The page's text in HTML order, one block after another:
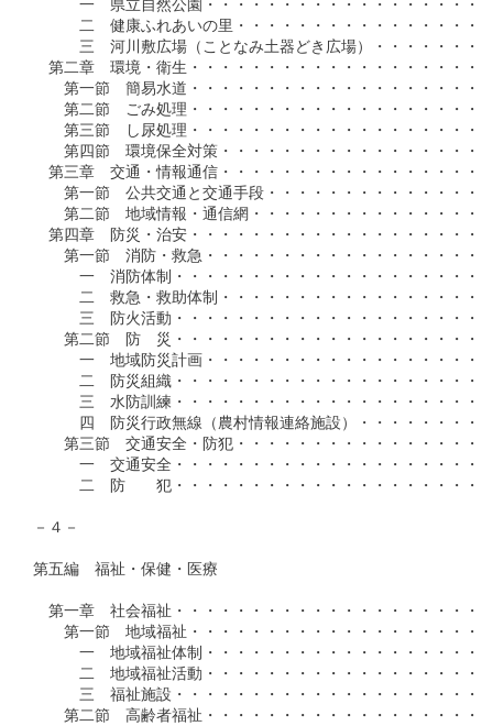
一　県立自然公園・・・・・・・・・・・・・・・・・・
二　健康ふれあいの里・・・・・・・・・・・・・・・・・
三　河川敷広場（ことなみ土器どき広場）・・・・・・・・
第二章　環境・衛生・・・・・・・・・・・・・・・・・・・
第一節　簡易水道・・・・・・・・・・・・・・・・・・・
第二節　ごみ処理・・・・・・・・・・・・・・・・・・・
第三節　し尿処理・・・・・・・・・・・・・・・・・・・
第四節　環境保全対策・・・・・・・・・・・・・・・・・
第三章　交通・情報通信・・・・・・・・・・・・・・・・・
第一節　公共交通と交通手段・・・・・・・・・・・・・・
第二節　地域情報・通信網・・・・・・・・・・・・・・・
第四章　防災・治安・・・・・・・・・・・・・・・・・・・
第一節　消防・救急・・・・・・・・・・・・・・・・・・
一　消防体制・・・・・・・・・・・・・・・・・・・・・
二　救急・救助体制・・・・・・・・・・・・・・・・・・
三　防火活動・・・・・・・・・・・・・・・・・・・・・
第二節　防　災・・・・・・・・・・・・・・・・・・・・
一　地域防災計画・・・・・・・・・・・・・・・・・・・
二　防災組織・・・・・・・・・・・・・・・・・・・・・
三　水防訓練・・・・・・・・・・・・・・・・・・・・・
四　防災行政無線（農村情報連絡施設）・・・・・・・・・
第三節　交通安全・防犯・・・・・・・・・・・・・・・・
一　交通安全・・・・・・・・・・・・・・・・・・・・・
二　防　　犯・・・・・・・・・・・・・・・・・・・・・
－４－
第五編　福祉・保健・医療
第一章　社会福祉・・・・・・・・・・・・・・・・・・・・
第一節　地域福祉・・・・・・・・・・・・・・・・・・・
一　地域福祉体制・・・・・・・・・・・・・・・・・・・
二　地域福祉活動・・・・・・・・・・・・・・・・・・・
三　福祉施設・・・・・・・・・・・・・・・・・・・・・
第二節　高齢者福祉・・・・・・・・・・・・・・・・・・